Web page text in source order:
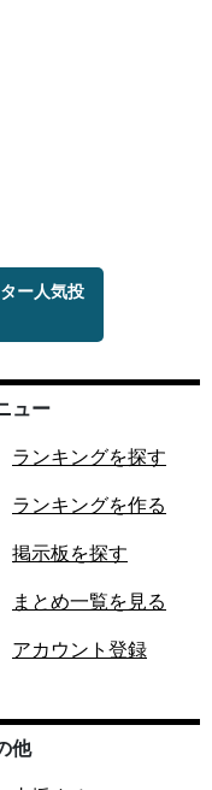
ー人気投
ュー
ランキングを探す
ランキングを作る
掲示板を探す
まとめ一覧を見る
アカウント登録
他